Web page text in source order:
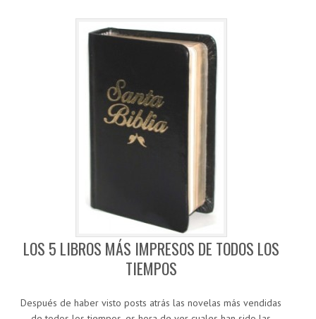
LOS 5 LIBROS MÁS IMPRESOS DE TODOS LOS
TIEMPOS
Después de haber visto posts atrás las novelas más vendidas